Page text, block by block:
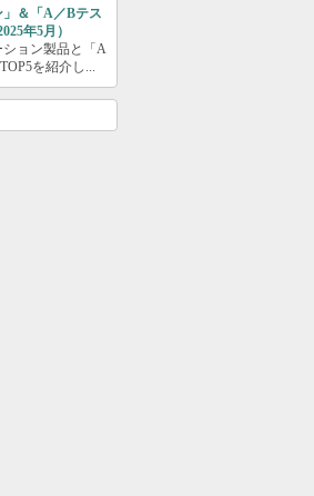
」＆「A／Bテス
年5月）
ョン製品と「A
を紹介し...